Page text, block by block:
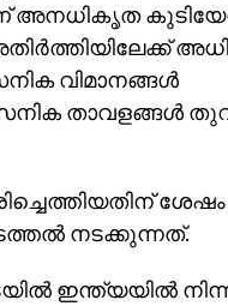
അനധികൃത
വിമാനങ്ങള്‍
താവളങ്ങള്‍
ശേഷം
നടക്കുന്നത്.
ഇന്ത്യയില്‍